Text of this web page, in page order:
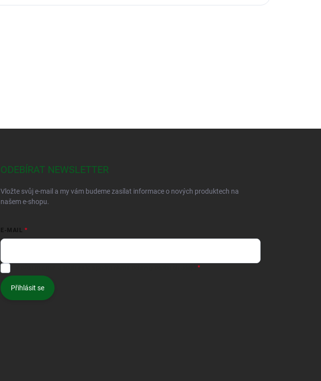
ODEBÍRAT NEWSLETTER
Vložte svůj e-mail a my vám budeme zasílat informace o nových produktech na
našem e-shopu.
E-MAIL
Přihlásit se